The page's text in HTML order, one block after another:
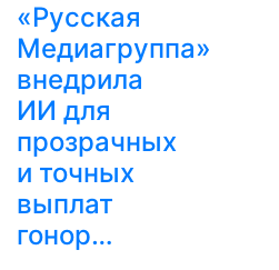
«Русская
Медиагруппа»
внедрила
ИИ для
прозрачных
и точных
выплат
гонор…